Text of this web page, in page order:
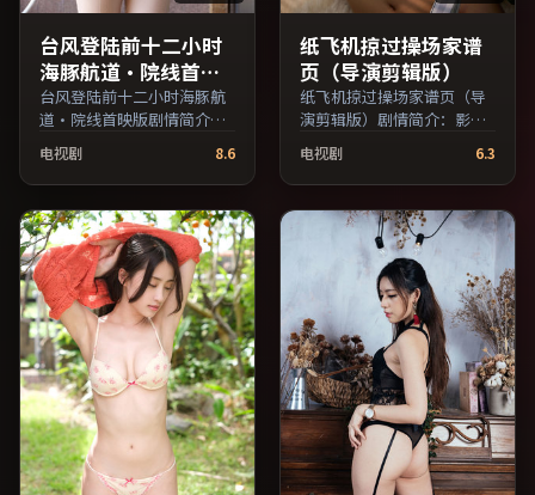
台风登陆前十二小时
海豚航道·院线首映
版
台风登陆前十二小时海豚航
道·院线首映版剧情简介：
剧情围绕一次意外转折展
开，美术与场景还原了特定
年代质感；由乌尔善执导，
章子怡、易烊千玺、沈腾等
主演，泰国出品，爱情类
型，2016年上映 / 2016年5
月17日于泰国地区院线首
映，网络平台同步更新片
源。适合希望获得情感共鸣
与现实思考的观众在线高清
观看。（国产影视资源大全
免费条目索引，支持片名与
演员交叉检索。）
电视剧 8.6
纸飞机掠过操场家谱
页（导演剪辑版）
纸飞机掠过操场家谱页（导
演剪辑版）剧情简介：影片
试图追问「归属」与「告
别」的主题，人物关系在误
会与和解中演进；由杜琪峰
执导，吴京、王俊凯、黄渤
等主演，中国台湾出品，动
作类型，2023年上映 / 2023
年3月25日于中国台湾地区院
线首映，网络平台同步更新
片源。适合关注表演细节与
导演风格的深度观影人群。
（国产影视资源大全免费条
目索引，支持片名与演员交
叉检索。）
电视剧 6.3